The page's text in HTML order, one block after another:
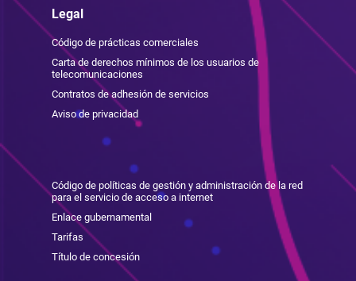
Legal
Código de prácticas comerciales
Carta de derechos mínimos de los usuarios de
telecomunicaciones
Contratos de adhesión de servicios
Aviso de privacidad
Código de políticas de gestión y administración de la red
para el servicio de acceso a internet
Enlace gubernamental
Tarifas
Título de concesión